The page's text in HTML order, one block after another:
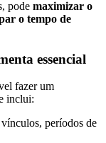
pode maximizar o
o tempo de
essencial
fazer um
inclui:
períodos de